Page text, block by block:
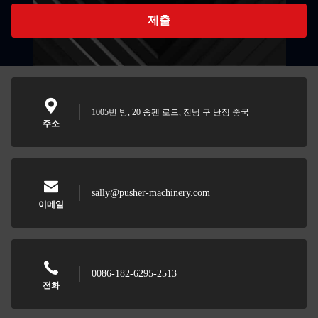
제출
주소
1005번 방, 20 송펜 로드, 진닝 구 난징 중국
이메일
sally@pusher-machinery.com
전화
0086-182-6295-2513